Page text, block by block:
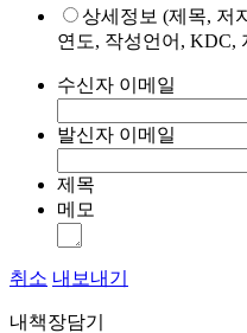
상세정보 (제목, 저
연도, 작성언어, KDC,
수신자 이메일
발신자 이메일
제목
메모
취소 내보내기
내책장담기